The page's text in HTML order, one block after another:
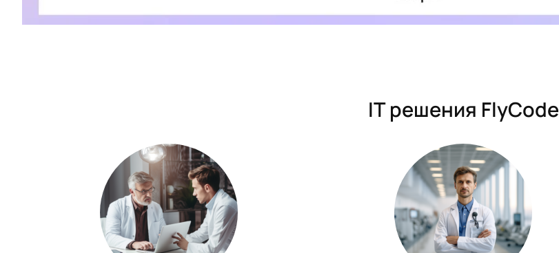
IT решения FlyCode